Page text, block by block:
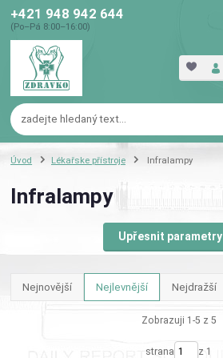
+421 948 942 644
(Po–Pá 8:00–16:00)
Úvod Lékařske přístroje Infralampy
Infralampy
Upřesnit parametry
Nejnovější Nejlevnější Nejdražší
Zobrazuji 1-5 z 5
strana z 1